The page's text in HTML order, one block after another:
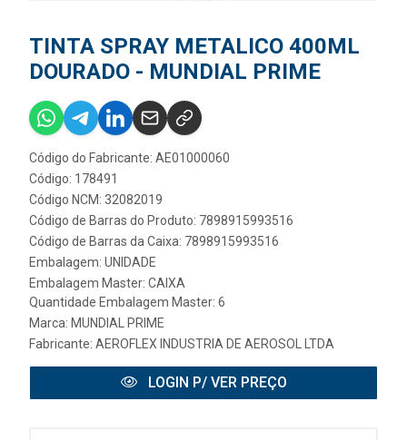
TINTA SPRAY METALICO 400ML
DOURADO - MUNDIAL PRIME
Código do Fabricante: AE01000060
Código: 178491
Código NCM: 32082019
Código de Barras do Produto: 7898915993516
Código de Barras da Caixa: 7898915993516
Embalagem: UNIDADE
Embalagem Master: CAIXA
Quantidade Embalagem Master: 6
Marca: MUNDIAL PRIME
Fabricante: AEROFLEX INDUSTRIA DE AEROSOL LTDA
LOGIN P/ VER PREÇO